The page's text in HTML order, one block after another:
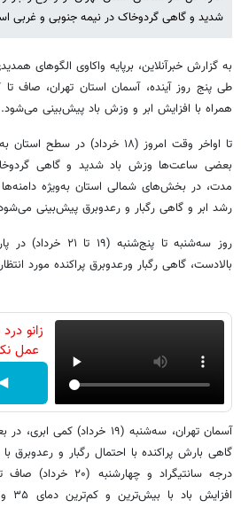
شدید و گاهی گردوخاک در نیمه‌ جنوبی و غربی
به گزارش خبرآنلاین، برپایه واکاوی الگوهای
طی پنج روز آینده، آسمان استان تهران، صاف
همراه با افزایش ابر و وزش باد پیش‌بینی می‌شود.
تا اواخر وقت امروز (۱۸ خرداد)
بعضی ساعت‌ها وزش باد شدید و گاهی
مدت، در بخش‌های شمالی استان به‌ویژه
رشد ابر و گاهی رگبار و رعدوبرق پیش‌بینی
روز سه‌شنبه تا
بالادست، گاهی رگبار ورعدوبرق پراکنده مورد
زانو
عمل
آسمان تهران، سه‌شنبه (۱۹
درجه سانتیگراد و